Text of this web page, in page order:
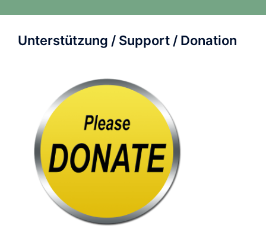
Unterstützung / Support / Donation